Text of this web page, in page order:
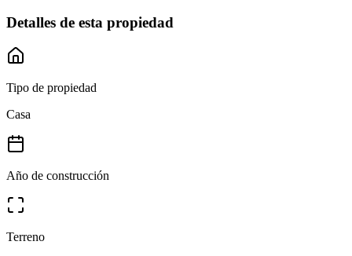
Detalles de esta propiedad
Tipo de propiedad
Casa
Año de construcción
Terreno